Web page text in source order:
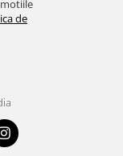
de